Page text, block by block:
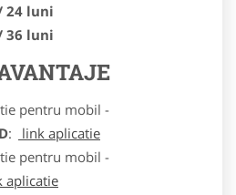
24 luni
36 luni
pentru mobil -
:
link aplicatie
pentru mobil -
aplicatie